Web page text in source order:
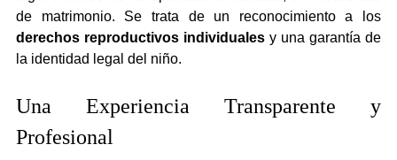
derechos reproductivos individuales y una garantía de
la identidad legal del niño.
Una Experiencia Transparente y
Profesional